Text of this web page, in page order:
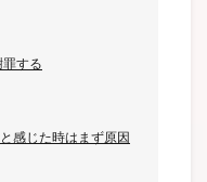
する
感じた時はまず原因